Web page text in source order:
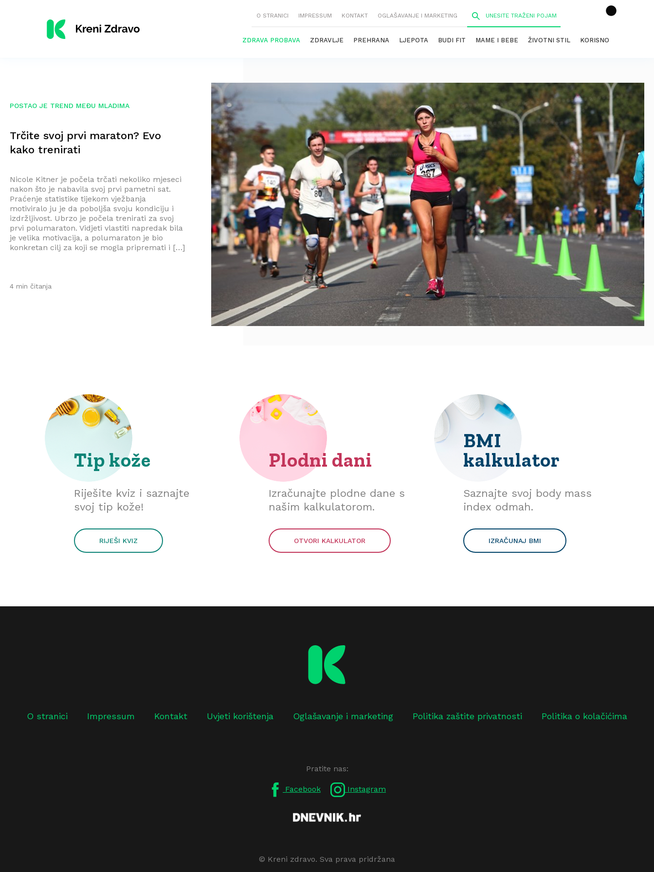
O STRANICI IMPRESSUM KONTAKT OGLAŠAVANJE I MARKETING
ZDRAVA PROBAVA ZDRAVLJE PREHRANA LJEPOTA BUDI FIT MAME I BEBE ŽIVOTNI STIL KORISNO
POSTAO JE TREND MEĐU MLADIMA
Trčite svoj prvi maraton? Evo
kako trenirati
Nicole Kitner je počela trčati nekoliko mjeseci
nakon što je nabavila svoj prvi pametni sat.
Praćenje statistike tijekom vježbanja
motiviralo ju je da poboljša svoju kondiciju i
izdržljivost. Ubrzo je počela trenirati za svoj
prvi polumaraton. Vidjeti vlastiti napredak bila
je velika motivacija, a polumaraton je bio
konkretan cilj za koji se mogla pripremati i […]
4 min čitanja
Tip kože
Riješite kviz i saznajte
svoj tip kože!
RIJEŠI KVIZ
Plodni dani
Izračunajte plodne dane s
našim kalkulatorom.
OTVORI KALKULATOR
BMI
kalkulator
Saznajte svoj body mass
index odmah.
IZRAČUNAJ BMI
O stranici Impressum Kontakt Uvjeti korištenja Oglašavanje i marketing Politika zaštite privatnosti Politika o kolačićima
Pratite nas:
Facebook Instagram
© Kreni zdravo. Sva prava pridržana